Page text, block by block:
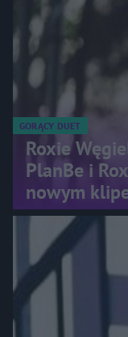
GORĄCY DUET
Roxie
PlanBe i
nowym